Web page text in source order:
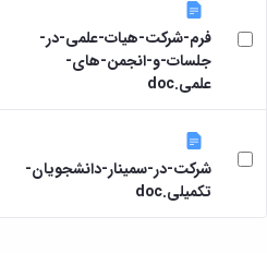
فرم-شرکت-هیات-علمی-در-
جلسات-و-انجمن-های-
علمی.doc
شرکت-در-سمینار-دانشجویان-
تکمیلی.doc